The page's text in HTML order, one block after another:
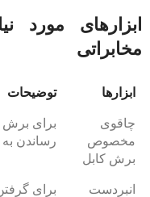
ابزارهای مورد
مخابراتی
ابزارها توضیحات
چاقوی
مخصوص
برش کابل
برای
رساندن
انبردست برای